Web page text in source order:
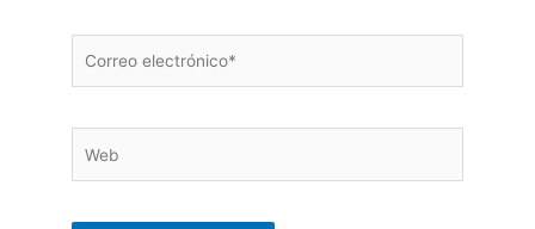
electrónico*